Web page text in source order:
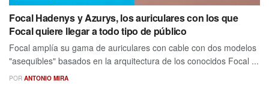
Focal Hadenys y Azurys, los auriculares con los que
Focal quiere llegar a todo tipo de público
Focal amplía su gama de auriculares con cable con dos modelos
"asequibles" basados ​​en la arquitectura de los conocidos Focal ...
POR ANTONIO MIRA